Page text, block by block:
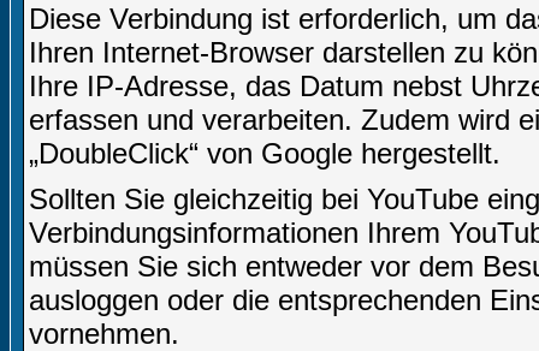
Diese Verbindung ist erforderlich, um
Ihren Internet-Browser darstellen zu
Ihre IP-Adresse, das Datum nebst
erfassen und verarbeiten. Zudem wird
„DoubleClick“ von Google hergestellt.
Sollten Sie gleichzeitig bei YouTube
Verbindungsinformationen Ihrem
müssen Sie sich entweder vor dem
ausloggen oder die entsprechenden
vornehmen.